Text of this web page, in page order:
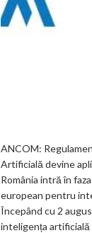
ANCOM:
Artificială devine
România intră în
european pentru
Începând cu 2
inteligența artificială